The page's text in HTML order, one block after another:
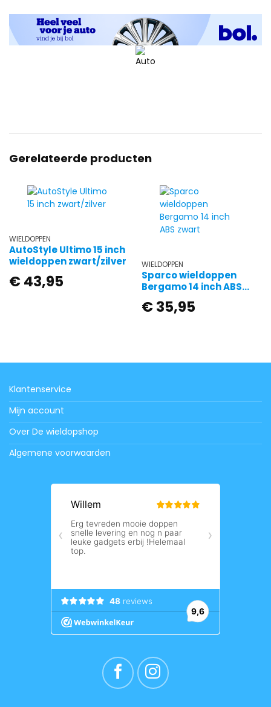
Gerelateerde producten
WIELDOPPEN
AutoStyle Ultimo 15 inch
wieldoppen zwart/zilver
€43,95
WIELDOPPEN
Sparco wieldoppen
Bergamo 14 inch ABS
zwart
€35,95
Klantenservice
Mijn account
Over De wieldopshop
Algemene voorwaarden